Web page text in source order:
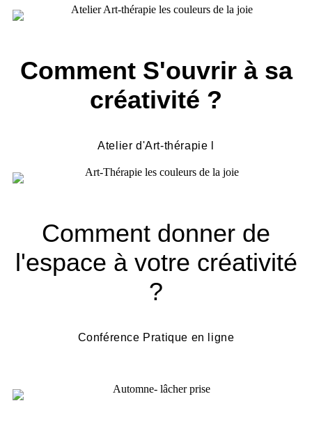
Comment S'ouvrir à sa
créativité ?
Atelier d'Art-thérapie l
Comment donner de
l'espace à votre créativité
?
Conférence Pratique en ligne